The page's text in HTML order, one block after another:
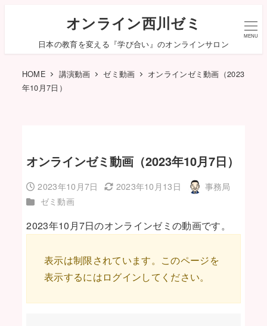
オンライン西川ゼミ
日本の教育を変える『学び合い』のオンラインサロン
MENU
HOME 講演動画 ゼミ動画
オンラインゼミ動画（2023
年10月7日）
オンラインゼミ動画（2023年10月7日）
投稿日
2023年10月7日
更新日
2023年10月13日
著
事務局
カテゴリー
ゼミ動画
2023年10月7日のオンラインゼミの動画です。
表示は制限されています。このページを
表示するにはログインしてください。